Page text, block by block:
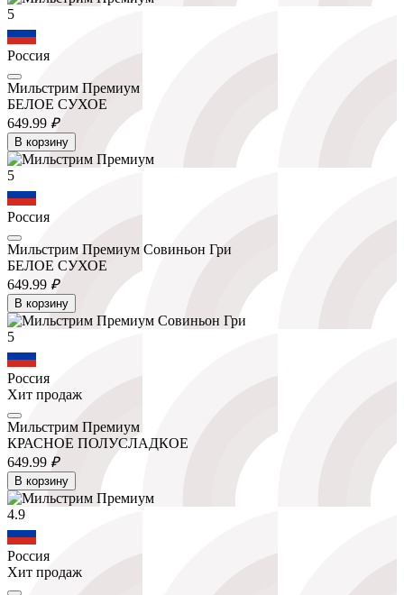
5
Россия
Мильстрим Премиум
БЕЛОЕ СУХОЕ
649.99 ₽
В корзину
5
Россия
Мильстрим Премиум Совиньон Гри
БЕЛОЕ СУХОЕ
649.99 ₽
В корзину
5
Россия
Хит продаж
Мильстрим Премиум
КРАСНОЕ ПОЛУСЛАДКОЕ
649.99 ₽
В корзину
4.9
Россия
Хит продаж